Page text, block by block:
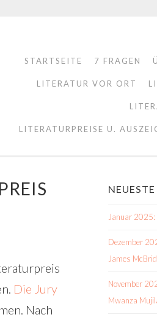
STARTSEITE 7 FRAGEN
LITERATUR VOR ORT
LITERATURPREISE U.
Die Jury
Nach
Januar 2025:
Dezember
James
November
Mwanza